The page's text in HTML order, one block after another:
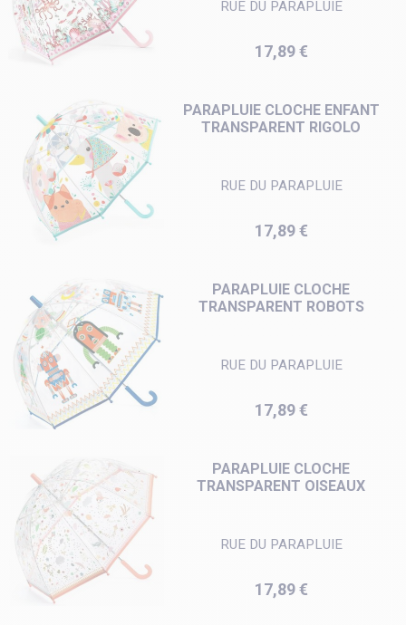
RUE DU PARAPLUIE
Prix
17,89 €
PARAPLUIE CLOCHE ENFANT
TRANSPARENT RIGOLO
RUE DU PARAPLUIE
Prix
17,89 €
PARAPLUIE CLOCHE
TRANSPARENT ROBOTS
RUE DU PARAPLUIE
Prix
17,89 €
PARAPLUIE CLOCHE
TRANSPARENT OISEAUX
RUE DU PARAPLUIE
Prix
17,89 €